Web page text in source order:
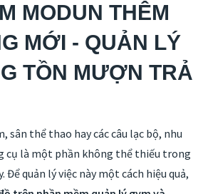
MODUN THÊM
MỚI - QUẢN LÝ
TỒN MƯỢN TRẢ
sân thể thao hay các câu lạc bộ, nhu
cụ là một phần không thể thiếu trong
Để quản lý việc này một cách hiệu quả,